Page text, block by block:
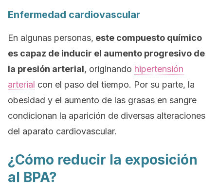
Enfermedad cardiovascular
En algunas personas, este compuesto químico
es capaz de inducir el aumento progresivo de
la presión arterial, originando hipertensión
arterial con el paso del tiempo. Por su parte, la
obesidad y el aumento de las grasas en sangre
condicionan la aparición de diversas alteraciones
del aparato cardiovascular.
¿Cómo reducir la exposición
al BPA?